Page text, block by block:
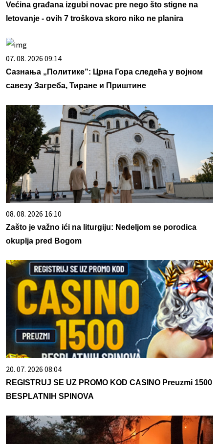
Većina građana izgubi novac pre nego što stigne na
letovanje - ovih 7 troškova skoro niko ne planira
07. 08. 2026 09:14
Сазнања „Политике”: Црна Гора следећа у војном
савезу Загреба, Тиране и Приштине
08. 08. 2026 16:10
Zašto je važno ići na liturgiju: Nedeljom se porodica
okuplja pred Bogom
20. 07. 2026 08:04
REGISTRUJ SE UZ PROMO KOD CASINO Preuzmi 1500
BESPLATNIH SPINOVA